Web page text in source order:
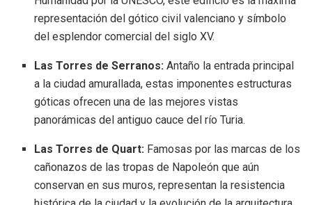
representación del gótico civil valenciano y símbolo
del esplendor comercial del siglo XV.
Las Torres de Serranos: Antaño la entrada principal
a la ciudad amurallada, estas imponentes estructuras
góticas ofrecen una de las mejores vistas
panorámicas del antiguo cauce del río Turia.
Las Torres de Quart: Famosas por las marcas de los
cañonazos de las tropas de Napoleón que aún
conservan en sus muros, representan la resistencia